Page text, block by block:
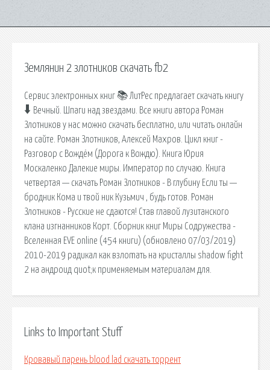
Землянин 2 злотников скачать fb2
Сервис электронных книг 📚 ЛитРес предлагает скачать книгу
🠳 Вечный. Шпаги над звездами. Все книги автора Роман
Злотников у нас можно скачать бесплатно, или читать онлайн
на сайте. Роман Злотников, Алексей Махров. Цикл книг -
Разговор с Вождём (Дорога к Вождю). Книга Юрия
Москаленко Далекие миры. Император по случаю. Книга
четвертая — скачать Роман Злотников - В глубину Если ты —
бродник Кома и твой ник Кузьмич , будь готов. Роман
Злотников - Русские не сдаются! Став главой лузитанского
клана изгнанников Корт. Сборник книг Миры Содружества -
Вселенная EVE online (454 книги) (обновлено 07/03/2019)
2010-2019 радикал как взлоmaть на кристаллы shadow fight
2 на андроид quot;к применяемым материалам для.
Links to Important Stuff
Кровавый парень blood lad скачать торрент